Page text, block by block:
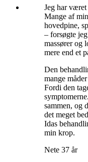
Jeg har været
Mange af
hovedpine,
– forsøgte
massører og
mere end et
Den
mange
Fordi den
sammen, og
det meget
Idas
min krop.
Nete 37 år